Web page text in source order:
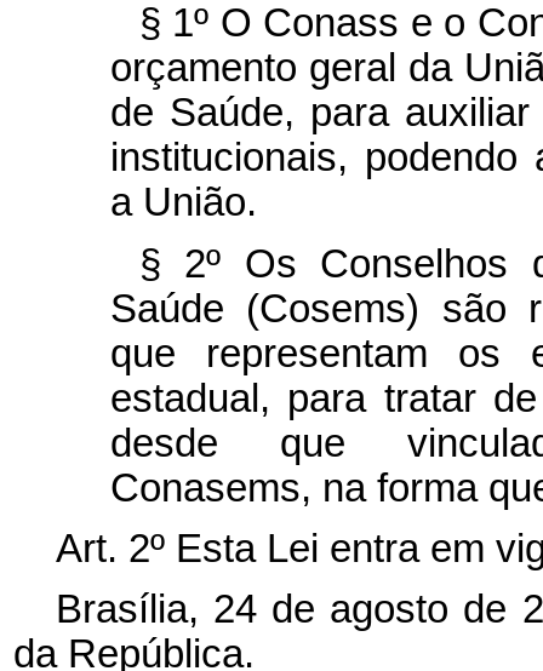
§ 1º O Conass e o
orçamento geral da
de Saúde, para
institucionais,
a União.
§ 2º Os Conselhos
Saúde (Cosems) são
que representam os
estadual, para tratar
desde que
Conasems, na forma
Art. 2º Esta Lei entra em
Brasília, 24 de agosto de
da República.